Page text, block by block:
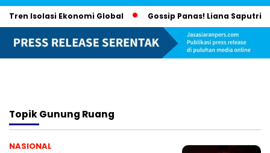
Isolasi Ekonomi Global Gossip Panas! Liana Saputri
TopikGunung Ruang
NASIONAL